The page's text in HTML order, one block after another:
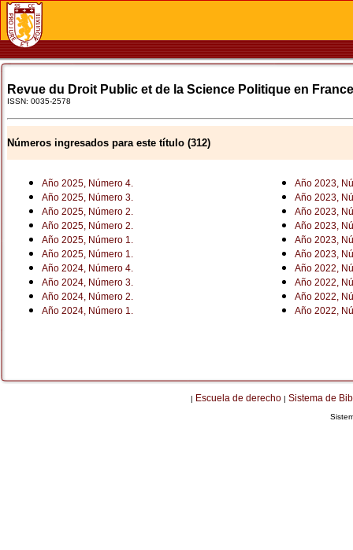
Revue du Droit Public et de la Science Politique en
ISSN: 0035-2578
Números ingresados para este título (312)
Año 2025, Número 4.
Año 2025, Número 3.
Año 2025, Número 2.
Año 2025, Número 2.
Año 2025, Número 1.
Año 2025, Número 1.
Año 2024, Número 4.
Año 2024, Número 3.
Año 2024, Número 2.
Año 2024, Número 1.
Año 2023,
Año 2023,
Año 2023,
Año 2023,
Año 2023,
Año 2023,
Año 2022,
Año 2022,
Año 2022,
Año 2022,
| Escuela de derecho | Sistema de